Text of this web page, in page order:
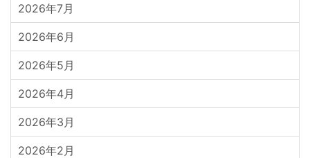
2026年7月
2026年6月
2026年5月
2026年4月
2026年3月
2026年2月